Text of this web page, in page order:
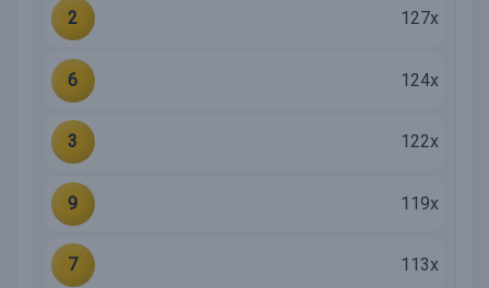
2 127x
6 124x
3 122x
9 119x
7 113x